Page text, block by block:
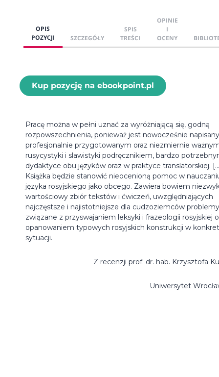
OPIS
POZYCJI
SZCZEGÓŁY
SPIS
TREŚCI
OPINIE
I
OCENY
Kup pozycję na ebookpoint.pl
Pracę można w pełni uznać za wyróżniającą się, godną
rozpowszechnienia, ponieważ jest nowocześnie
profesjonalnie przygotowanym oraz niezmiernie
rusycystyki i slawistyki podręcznikiem, bardzo
dydaktyce obu języków oraz w praktyce translatorskiej.
Książka będzie stanowić nieocenioną pomoc w
języka rosyjskiego jako obcego. Zawiera bowiem
wartościowy zbiór tekstów i ćwiczeń, uwzględniających
najczęstsze i najistotniejsze dla cudzoziemców problemy
związane z przyswajaniem leksyki i frazeologii rosyjskiej
opanowaniem typowych rosyjskich konstrukcji w
sytuacji.
Z recenzji prof. dr. hab. Krzysztofa
Uniwersytet